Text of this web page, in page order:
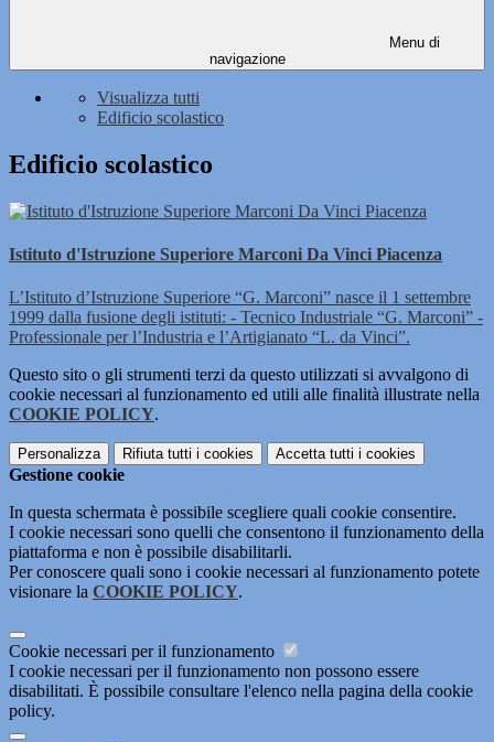
Menu di
navigazione
Visualizza tutti
Edificio scolastico
Edificio scolastico
Istituto d'Istruzione Superiore Marconi Da Vinci Piacenza
L’Istituto d’Istruzione Superiore “G. Marconi” nasce il 1 settembre
1999 dalla fusione degli istituti: - Tecnico Industriale “G. Marconi” -
Professionale per l’Industria e l’Artigianato “L. da Vinci”.
Questo sito o gli strumenti terzi da questo utilizzati si avvalgono di
cookie necessari al funzionamento ed utili alle finalità illustrate nella
COOKIE POLICY.
Personalizza Rifiuta tutti i cookies Accetta tutti i cookies
Gestione cookie
In questa schermata è possibile scegliere quali cookie consentire.
I cookie necessari sono quelli che consentono il funzionamento della
piattaforma e non è possibile disabilitarli.
Per conoscere quali sono i cookie necessari al funzionamento potete
visionare la COOKIE POLICY.
Cookie necessari per il funzionamento
I cookie necessari per il funzionamento non possono essere
disabilitati. È possibile consultare l'elenco nella pagina della cookie
policy.